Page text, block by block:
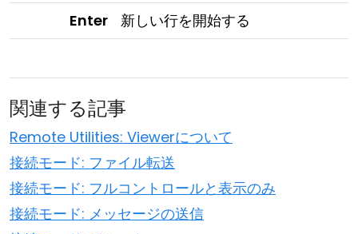
Enter
新しい行を開始する
関連する記事
Remote Utilities: Viewerについて
接続モード: ファイル転送
接続モード: フルコントロールと表示のみ
接続モード: メッセージの送信